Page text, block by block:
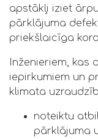
apstākļi iziet
pārklājuma
priekšlaicīga
Inženieriem, kas
iepirkumiem un
klimata
noteiktu
pārklājuma